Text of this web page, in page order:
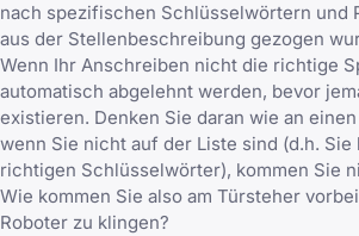
nach spezifischen Schlüsselwörtern und
aus der Stellenbeschreibung gezogen
Wenn Ihr Anschreiben nicht die richtige
automatisch abgelehnt werden, bevor
existieren. Denken Sie daran wie an
wenn Sie nicht auf der Liste sind (d.h. Sie
richtigen Schlüsselwörter), kommen Sie
Wie kommen Sie also am Türsteher
Roboter zu klingen?